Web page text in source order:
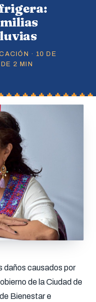
· 10 DE
2 MIN
daños causados por
de la Ciudad de
Bienestar e